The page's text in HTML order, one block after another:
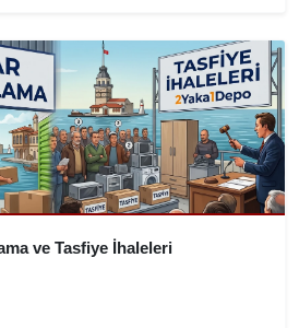
ve Tasfiye İhaleleri